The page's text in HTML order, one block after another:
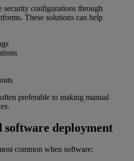
security configurations through
These solutions can help
preferable to making manual
software deployment
common when software: